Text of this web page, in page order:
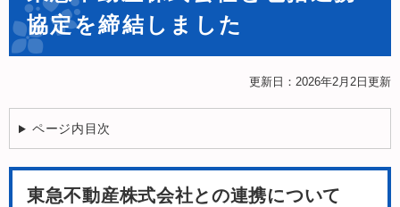
協定を締結しました
更新日：2026年2月2日更新
ページ内目次
東急不動産株式会社との連携について